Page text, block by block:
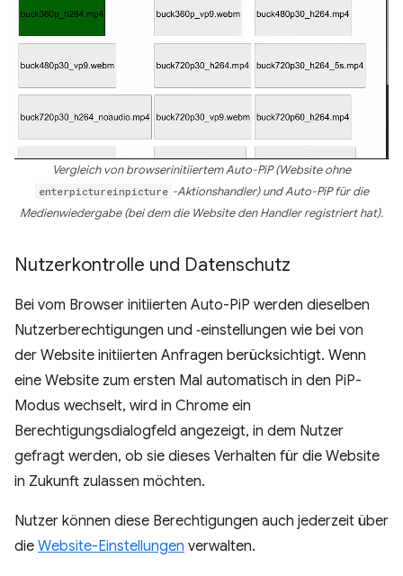
Vergleich von browserinitiiertem Auto-PiP (Website ohne
enterpictureinpicture -Aktionshandler) und Auto-PiP für die
Medienwiedergabe (bei dem die Website den Handler registriert hat).
Nutzerkontrolle und Datenschutz
Bei vom Browser initiierten Auto-PiP werden dieselben
Nutzerberechtigungen und ‑einstellungen wie bei von
der Website initiierten Anfragen berücksichtigt. Wenn
eine Website zum ersten Mal automatisch in den PiP-
Modus wechselt, wird in Chrome ein
Berechtigungsdialogfeld angezeigt, in dem Nutzer
gefragt werden, ob sie dieses Verhalten für die Website
in Zukunft zulassen möchten.
Nutzer können diese Berechtigungen auch jederzeit über
die Website-Einstellungen verwalten.